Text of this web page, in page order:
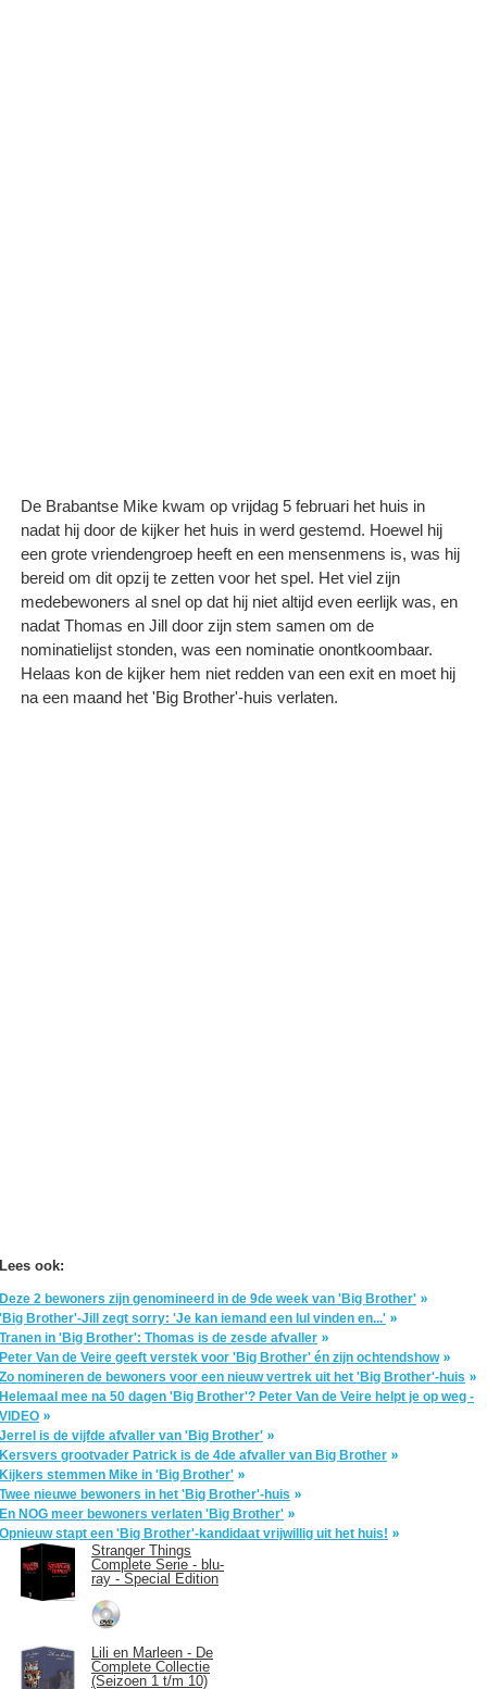
De Brabantse Mike kwam op vrijdag 5 februari het huis in
nadat hij door de kijker het huis in werd gestemd. Hoewel hij
een grote vriendengroep heeft en een mensenmens is, was hij
bereid om dit opzij te zetten voor het spel. Het viel zijn
medebewoners al snel op dat hij niet altijd even eerlijk was, en
nadat Thomas en Jill door zijn stem samen om de
nominatielijst stonden, was een nominatie onontkoombaar.
Helaas kon de kijker hem niet redden van een exit en moet hij
na een maand het 'Big Brother'-huis verlaten.
Lees ook:
Deze 2 bewoners zijn genomineerd in de 9de week van 'Big Brother'
'Big Brother'-Jill zegt sorry: 'Je kan iemand een lul vinden en...'
Tranen in 'Big Brother': Thomas is de zesde afvaller
Peter Van de Veire geeft verstek voor 'Big Brother' én zijn ochtendshow
Zo nomineren de bewoners voor een nieuw vertrek uit het 'Big Brother'-huis
Helemaal mee na 50 dagen 'Big Brother'? Peter Van de Veire helpt je op weg -
VIDEO
Jerrel is de vijfde afvaller van 'Big Brother'
Kersvers grootvader Patrick is de 4de afvaller van Big Brother
Kijkers stemmen Mike in 'Big Brother'
Twee nieuwe bewoners in het 'Big Brother'-huis
En NOG meer bewoners verlaten 'Big Brother'
Opnieuw stapt een 'Big Brother'-kandidaat vrijwillig uit het huis!
Stranger Things
Complete Serie - blu-
ray - Special Edition
Lili en Marleen - De
Complete Collectie
(Seizoen 1 t/m 10)